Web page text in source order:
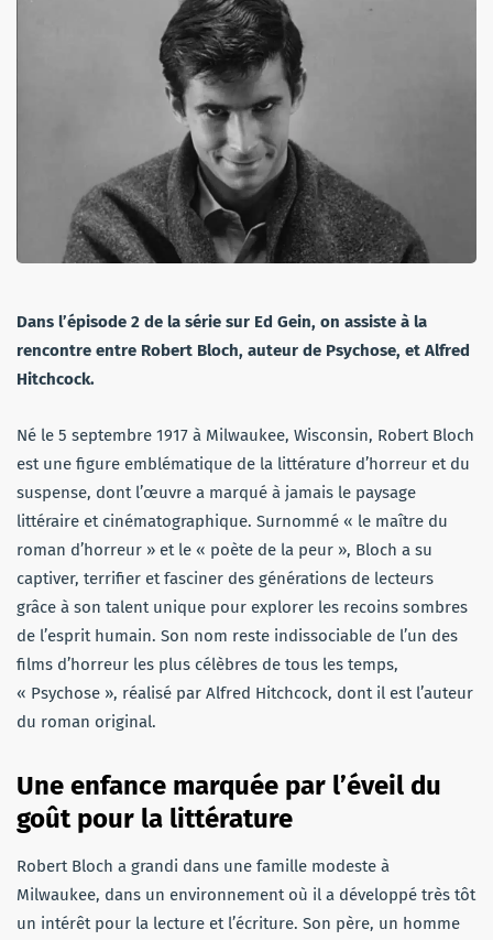
Dans l’épisode 2 de la série sur Ed Gein, on assiste à la
rencontre entre Robert Bloch, auteur de Psychose, et Alfred
Hitchcock.
Né le 5 septembre 1917 à Milwaukee, Wisconsin, Robert Bloch
est une figure emblématique de la littérature d’horreur et du
suspense, dont l’œuvre a marqué à jamais le paysage
littéraire et cinématographique. Surnommé « le maître du
roman d’horreur » et le « poète de la peur », Bloch a su
captiver, terrifier et fasciner des générations de lecteurs
grâce à son talent unique pour explorer les recoins sombres
de l’esprit humain. Son nom reste indissociable de l’un des
films d’horreur les plus célèbres de tous les temps,
« Psychose », réalisé par Alfred Hitchcock, dont il est l’auteur
du roman original.
Une enfance marquée par l’éveil du
goût pour la littérature
Robert Bloch a grandi dans une famille modeste à
Milwaukee, dans un environnement où il a développé très tôt
un intérêt pour la lecture et l’écriture. Son père, un homme